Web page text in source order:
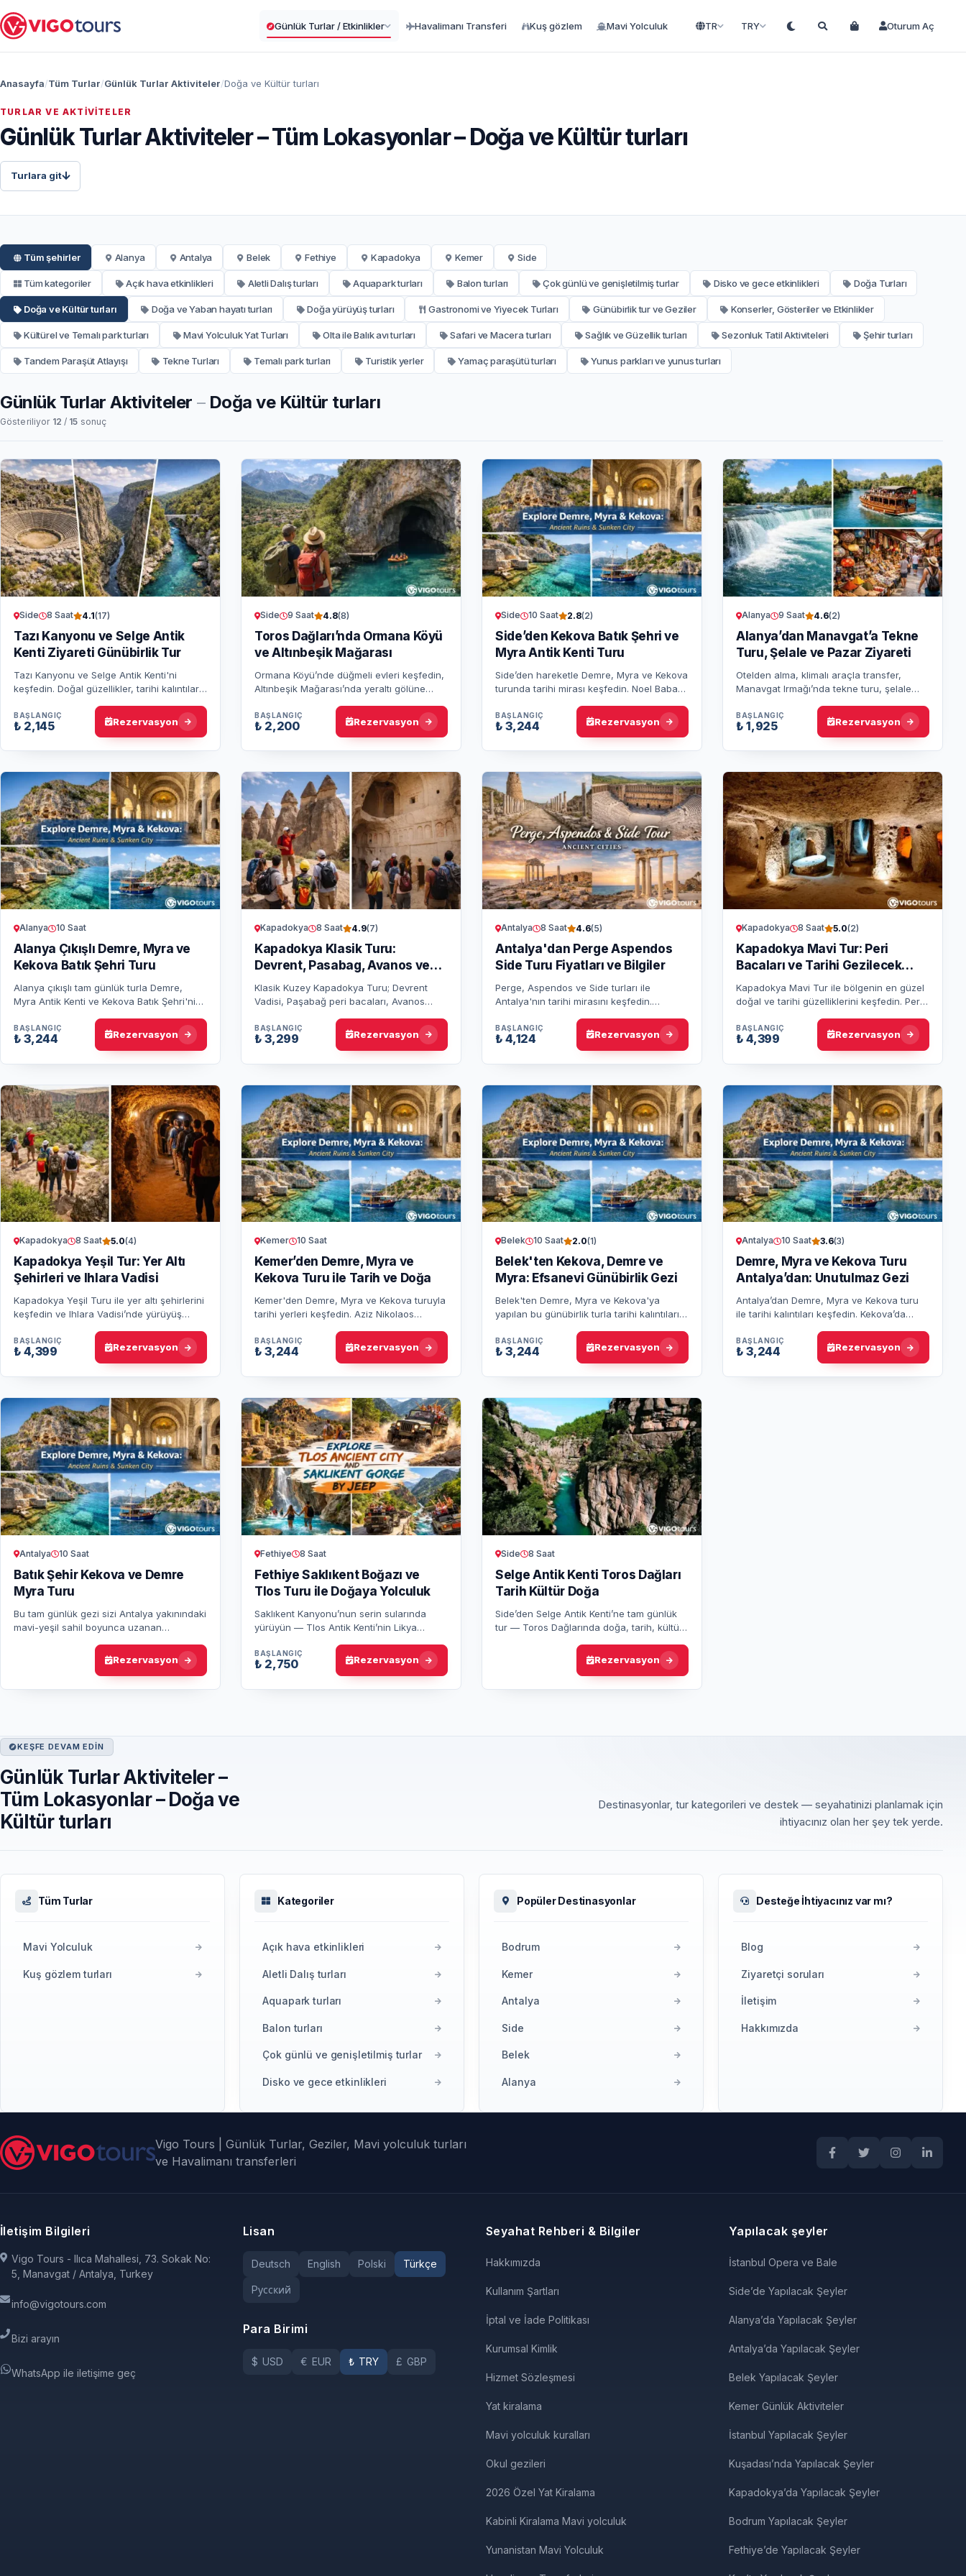
Günlük Turlar / Etkinlikler Havalimanı Transferi Kuş gözlem Mavi Yolculuk TR TRY Oturum Aç
Anasayfa Tüm Turlar Günlük Turlar Aktiviteler Doğa ve Kültür turları
TURLAR VE AKTIVITELER
Günlük Turlar Aktiviteler – Tüm Lokasyonlar – Doğa ve Kültür turları
Turlara git
Tüm şehirler Alanya Antalya Belek Fethiye Kapadokya Kemer Side
Tüm kategoriler Açık hava etkinlikleri Aletli Dalış turları Aquapark turları Balon turları Çok günlü ve genişletilmiş turlar Disko ve gece etkinlikleri Doğa Turları
Doğa ve Kültür turları Doğa ve Yaban hayatı turları Doğa yürüyüş turları Gastronomi ve Yiyecek Turları Günübirlik tur ve Geziler Konserler, Gösteriler ve Etkinlikler
Kültürel ve Temalı park turları Mavi Yolculuk Yat Turları Olta ile Balık avı turları Safari ve Macera turları Sağlık ve Güzellik turları Sezonluk Tatil Aktiviteleri Şehir turları
Tandem Paraşüt Atlayışı Tekne Turları Temalı park turları Turistik yerler Yamaç paraşütü turları Yunus parkları ve yunus turları
Günlük Turlar Aktiviteler –Doğa ve Kültür turları
Gösteriliyor 12 / 15 sonuç
Side 8 Saat 4.1(17)
Tazı Kanyonu ve Selge Antik
Kenti Ziyareti Günübirlik Tur
Tazı Kanyonu ve Selge Antik Kenti'ni
keşfedin. Doğal güzellikler, tarihi kalıntılar
günübirlik tur sizi bekliyor.
BAŞLANGIÇ
₺ 2,145 Rezervasyon
Side 9 Saat 4.8(8)
Toros Dağları’nda Ormana Köyü
ve Altınbeşik Mağarası
Ormana Köyü’nde düğmeli evleri keşfedin,
Altınbeşik Mağarası’nda yeraltı gölüne
Dağları’nın güzelliklerini deneyimley…
BAŞLANGIÇ
₺ 2,200 Rezervasyon
Side 10 Saat 2.8(2)
Side’den Kekova Batık Şehri ve
Myra Antik Kenti Turu
Side’den hareketle Demre, Myra ve Kekova
turunda tarihi mirası keşfedin. Noel Baba
turu ile unutulmaz an…
BAŞLANGIÇ
₺ 3,244 Rezervasyon
Alanya 9 Saat 4.6(2)
Alanya’dan Manavgat’a Tekne
Turu, Şelale ve Pazar Ziyareti
Otelden alma, klimalı araçla transfer,
Manavgat Irmağı’nda tekne turu, şelale
yaklaşık 2 saat halk pazarı ge…
BAŞLANGIÇ
₺ 1,925 Rezervasyon
Alanya 10 Saat
Alanya Çıkışlı Demre, Myra ve
Kekova Batık Şehri Turu
Alanya çıkışlı tam günlük turla Demre,
Myra Antik Kenti ve Kekova Batık Şehri'ni
ile Akdeniz’in tadını çık…
BAŞLANGIÇ
₺ 3,244 Rezervasyon
Kapadokya 8 Saat 4.9(7)
Kapadokya Klasik Turu:
Devrent, Pasabag, Avanos ve
Uçhisar
Klasik Kuzey Kapadokya Turu; Devrent
Vadisi, Paşabağ peri bacaları, Avanos
Esentepe manzarası ve Uçhisar Kalesi…
BAŞLANGIÇ
₺ 3,299 Rezervasyon
Antalya 8 Saat 4.6(5)
Antalya'dan Perge Aspendos
Side Turu Fiyatları ve Bilgiler
Perge, Aspendos ve Side turları ile
Antalya'nın tarihi mirasını keşfedin.
yapıları gezerek unutulmaz bir deneyi…
BAŞLANGIÇ
₺ 4,124 Rezervasyon
Kapadokya 8 Saat 5.0(2)
Kapadokya Mavi Tur: Peri
Bacaları ve Tarihi Gezilecek
Yerler
Kapadokya Mavi Tur ile bölgenin en güzel
doğal ve tarihi güzelliklerini keşfedin. Peri
manzaralarla dolu bi…
BAŞLANGIÇ
₺ 4,399 Rezervasyon
Kapadokya 8 Saat 5.0(4)
Kapadokya Yeşil Tur: Yer Altı
Şehirleri ve Ihlara Vadisi
Kapadokya Yeşil Turu ile yer altı şehirlerini
keşfedin ve Ihlara Vadisi’nde yürüyüş
keşfedin. Unutulmaz b…
BAŞLANGIÇ
₺ 4,399 Rezervasyon
Kemer 10 Saat
Kemer’den Demre, Myra ve
Kekova Turu ile Tarih ve Doğa
Kemer'den Demre, Myra ve Kekova turuyla
tarihi yerleri keşfedin. Aziz Nikolaos
Şehri’ni gezerek tarihe tan…
BAŞLANGIÇ
₺ 3,244 Rezervasyon
Belek 10 Saat 2.0(1)
Belek'ten Kekova, Demre ve
Myra: Efsanevi Günübirlik Gezi
Belek'ten Demre, Myra ve Kekova'ya
yapılan bu günübirlik turla tarihi kalıntıları
ve Kekova'da batık şeh…
BAŞLANGIÇ
₺ 3,244 Rezervasyon
Antalya 10 Saat 3.6(3)
Demre, Myra ve Kekova Turu
Antalya’dan: Unutulmaz Gezi
Antalya’dan Demre, Myra ve Kekova turu
ile tarihi kalıntıları keşfedin. Kekova’da
Noel Baba Kilisesi’ni ziya…
BAŞLANGIÇ
₺ 3,244 Rezervasyon
Antalya 10 Saat
Batık Şehir Kekova ve Demre
Myra Turu
Bu tam günlük gezi sizi Antalya yakınındaki
mavi-yeşil sahil boyunca uzanan
taşıyacak. Noel Baba kilisesinde mola ve…
Rezervasyon
Fethiye 8 Saat
Fethiye Saklıkent Boğazı ve
Tlos Turu ile Doğaya Yolculuk
Saklıkent Kanyonu’nun serin sularında
yürüyün — Tlos Antik Kenti’nin Likya
içinde öğle yemeğiyle dinlenin. Ölüde…
BAŞLANGIÇ
₺ 2,750 Rezervasyon
Side 8 Saat
Selge Antik Kenti Toros Dağları
Tarih Kültür Doğa
Side’den Selge Antik Kenti’ne tam günlük
tur — Toros Dağlarında doğa, tarih, kültür
unutulmaz bir gün yaşayın.Rezervasyon
KEŞFE DEVAM EDIN
Günlük Turlar Aktiviteler –
Tüm Lokasyonlar – Doğa ve
Kültür turları
Destinasyonlar, tur kategorileri ve destek — seyahatinizi planlamak için
ihtiyacınız olan her şey tek yerde.
Tüm Turlar
Mavi Yolculuk
Kuş gözlem turları
Kategoriler
Açık hava etkinlikleri
Aletli Dalış turları
Aquapark turları
Balon turları
Çok günlü ve genişletilmiş turlar
Disko ve gece etkinlikleri
Popüler Destinasyonlar
Bodrum
Kemer
Antalya
Side
Belek
Alanya
Desteğe İhtiyacınız var mı?
Blog
Ziyaretçi soruları
İletişim
Hakkımızda
Vigo Tours | Günlük Turlar, Geziler, Mavi yolculuk turları
ve Havalimanı transferleri
İletişim Bilgileri
Vigo Tours - Ilıca Mahallesi, 73. Sokak No:
5, Manavgat / Antalya, Turkey
info@vigotours.com
Bizi arayın
WhatsApp ile iletişime geç
Lisan
Deutsch English Polski Türkçe
Pусский
Para Birimi
$ USD € EUR ₺ TRY £ GBP
Seyahat Rehberi & Bilgiler
Hakkımızda
Kullanım Şartları
İptal ve İade Politikası
Kurumsal Kimlik
Hizmet Sözleşmesi
Yat kiralama
Mavi yolculuk kuralları
Okul gezileri
2026 Özel Yat Kiralama
Kabinli Kiralama Mavi yolculuk
Yunanistan Mavi Yolculuk
Yapılacak şeyler
İstanbul Opera ve Bale
Side’de Yapılacak Şeyler
Alanya’da Yapılacak Şeyler
Antalya’da Yapılacak Şeyler
Belek Yapılacak Şeyler
Kemer Günlük Aktiviteler
İstanbul Yapılacak Şeyler
Kuşadası’nda Yapılacak Şeyler
Kapadokya’da Yapılacak Şeyler
Bodrum Yapılacak Şeyler
Fethiye’de Yapılacak Şeyler